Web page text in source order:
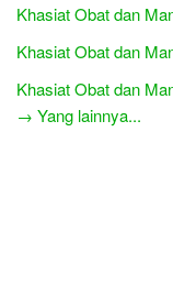
Khasiat Obat dan
Khasiat Obat dan
Khasiat Obat dan
→ Yang lainnya...